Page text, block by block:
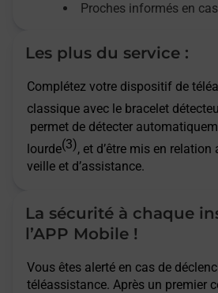
Proches informés en
Les plus du service :
Complétez votre dispositif de
classique avec le bracelet
permet de détecter
lourde(3), et d’être mis en relation
veille et d’assistance.
La sécurité à chaque
l’APP Mobile !
Vous êtes alerté en cas de
téléassistance. Après un premier